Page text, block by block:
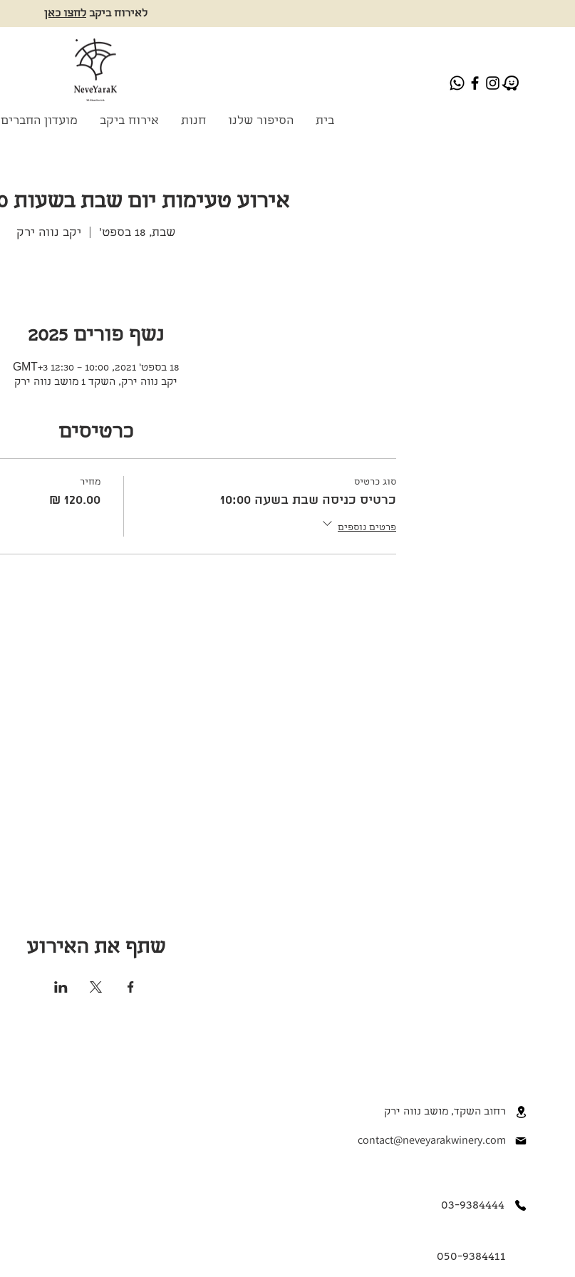
לאירוח ביקב לחצו כאן
בית הסיפור שלנו חנות אירוח ביקב מועדון החברים
אירוע טעימות יום שבת בשעות 10:00-12:30
שבת, 18 בספט׳ יקב נווה ירק
נשף פורים 2025
18 בספט׳ 2021, 10:00 – 12:30 GMT‎+3‎
יקב נווה ירק, השקד 1 מושב נווה ירק
כרטיסים
סוג כרטיס
כרטיס כניסה שבת בשעה 10:00
פרטים נוספים
מחיר
‏120.00 ‏₪
שתף את האירוע
רחוב השקד, מושב נווה ירק
contact@neveyarakwinery.com
03-9384444
050-9384411